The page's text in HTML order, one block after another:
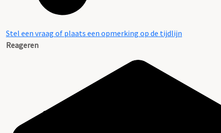
Stel een vraag of plaats een opmerking op de tijdlijn
Reageren